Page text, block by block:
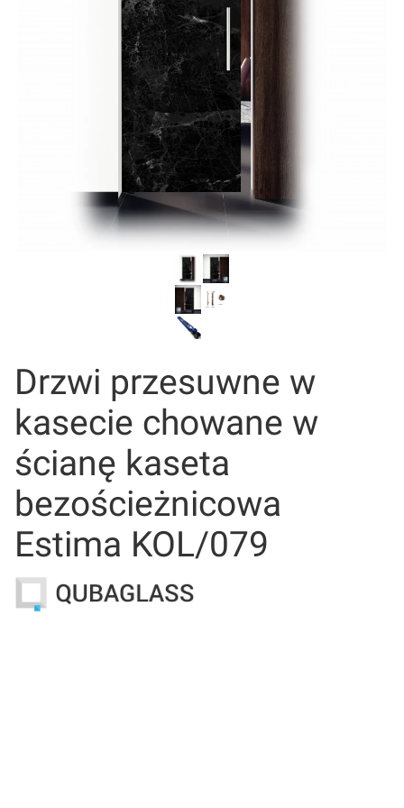
Drzwi przesuwne w
kasecie chowane w
ścianę kaseta
bezościeżnicowa
Estima KOL/079